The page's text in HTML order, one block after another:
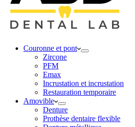
Couronne et pont
Zircone
PFM
Emax
Incrustation et incrustation
Restauration temporaire
Amovible
Denture
Prothèse dentaire flexible